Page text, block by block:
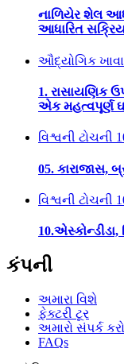
નાળિયેર શેલ
આધારિત
ઔદ્યોગિક
1. રાસાયણિક
એક મહત્વપૂર્ણ
વિશ્વની ટોચની
05. કારાજાસ,
વિશ્વની ટોચની
10.એસ્કોન્ડીડા,
કંપની
અમારા વિશે
ફેક્ટરી ટૂર
અમારો સંપર્ક કરો
FAQs